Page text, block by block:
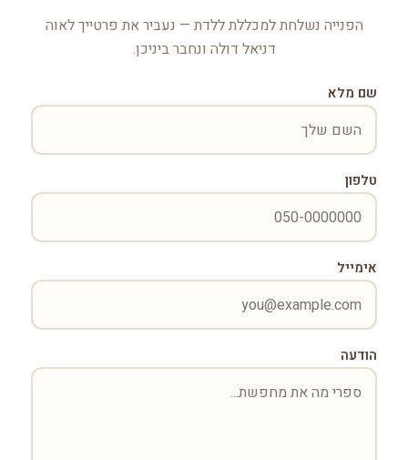
הפנייה נשלחת למכללת ללדת — נעביר את פרטייך לאוה
דניאל דולה ונחבר ביניכן.
שם מלא
טלפון
אימייל
הודעה